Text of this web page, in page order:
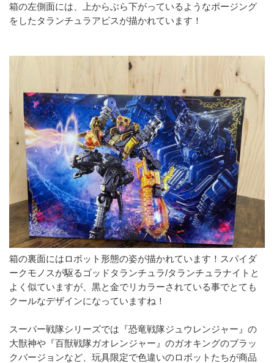
箱の左側面には、上からぶら下がっているようなポージング
をしたタランチュラアビスが描かれています！
箱の裏面にはロボット形態の姿が描かれています！スパイダ
ークモノスが駆るゴッドタランチュラ/タランチュラナイトと
よく似ていますが、黒と金でリカラーされている事でとても
クールなデザインになっていますね！
﻿スーパー戦隊シリーズでは『恐竜戦隊ジュウレンジャー』の
大獣神や『百獣戦隊ガオレンジャー』のガオキングのブラッ
クバージョンなど、玩具限定で色違いのロボットたちが商品